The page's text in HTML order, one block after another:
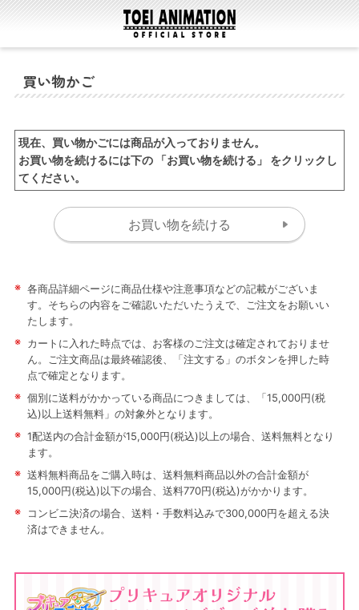
買い物かご
現在、買い物かごには商品が入っておりません。
お買い物を続けるには下の 「お買い物を続ける」 をクリックし
てください。
※ 各商品詳細ページに商品仕様や注意事項などの記載がございま
す。そちらの内容をご確認いただいたうえで、ご注文をお願いい
たします。
※ カートに入れた時点では、お客様のご注文は確定されておりませ
ん。ご注文商品は最終確認後、「注文する」のボタンを押した時
点で確定となります。
※ 個別に送料がかかっている商品につきましては、「15,000円(税
込)以上送料無料」の対象外となります。
※ 1配送内の合計金額が15,000円(税込)以上の場合、送料無料となり
ます。
※ 送料無料商品をご購入時は、送料無料商品以外の合計金額が
15,000円(税込)以下の場合、送料770円(税込)がかかります。
※
コンビニ決済の場合、送料・手数料込みで300,000円を超える決
済はできません。